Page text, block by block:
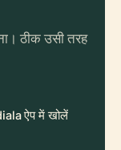
ठीक उसी तरह
ऐप में खोलें